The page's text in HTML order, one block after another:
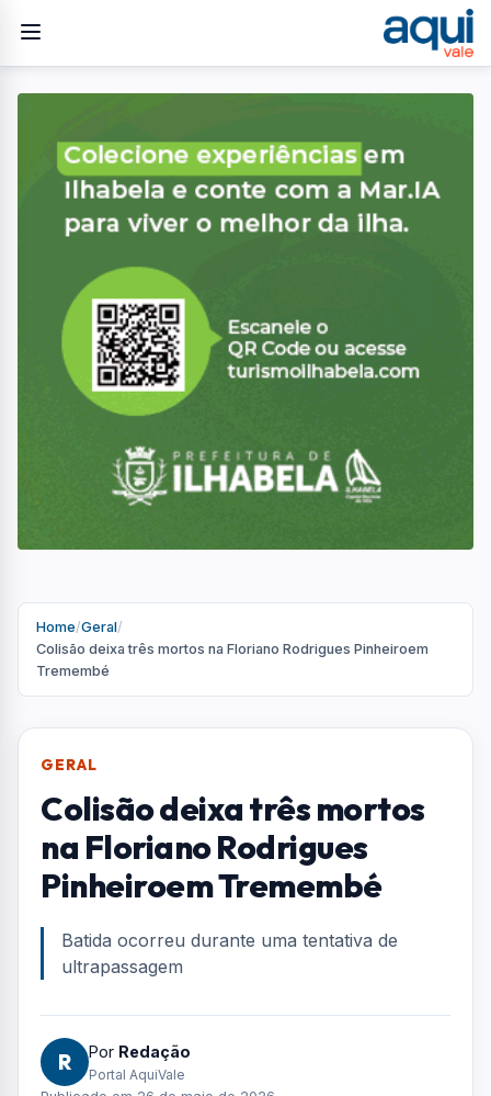
Home/Geral/
Colisão deixa três mortos na Floriano Rodrigues Pinheiroem
Tremembé
GERAL
Colisão deixa três mortos
na Floriano Rodrigues
Pinheiroem Tremembé
Batida ocorreu durante uma tentativa de
ultrapassagem
R Por Redação
Portal AquiVale